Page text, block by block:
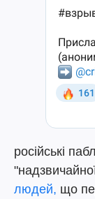
російські
людей, що